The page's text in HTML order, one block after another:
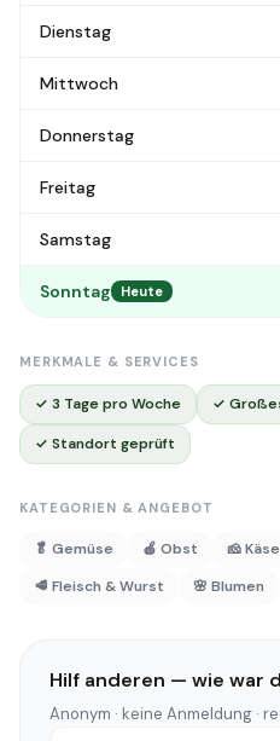
Dienstag
Mittwoch
Donnerstag
Freitag
Samstag
Sonntag Heute
MERKMALE & SERVICES
✓ 3 Tage pro Woche ✓
✓ Standort geprüft
KATEGORIEN & ANGEBOT
🥬 Gemüse 🍎 Obst 🧀 Käse
🥩 Fleisch & Wurst
🌸 Blumen
Hilf anderen — wie war
Anonym · keine Anmeldung ·